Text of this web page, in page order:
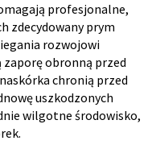
profesjonalne,
zdecydowany prym
rozwojowi
obronną przed
chronią przed
uszkodzonych
wilgotne środowisko,